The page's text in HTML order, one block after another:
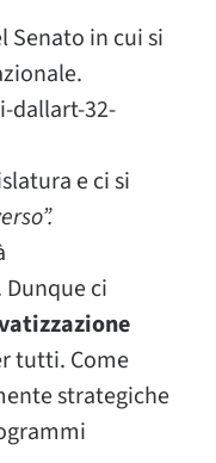
Senato in cui si
dallart-32-
e ci si
ci
tutti. Come
strategiche